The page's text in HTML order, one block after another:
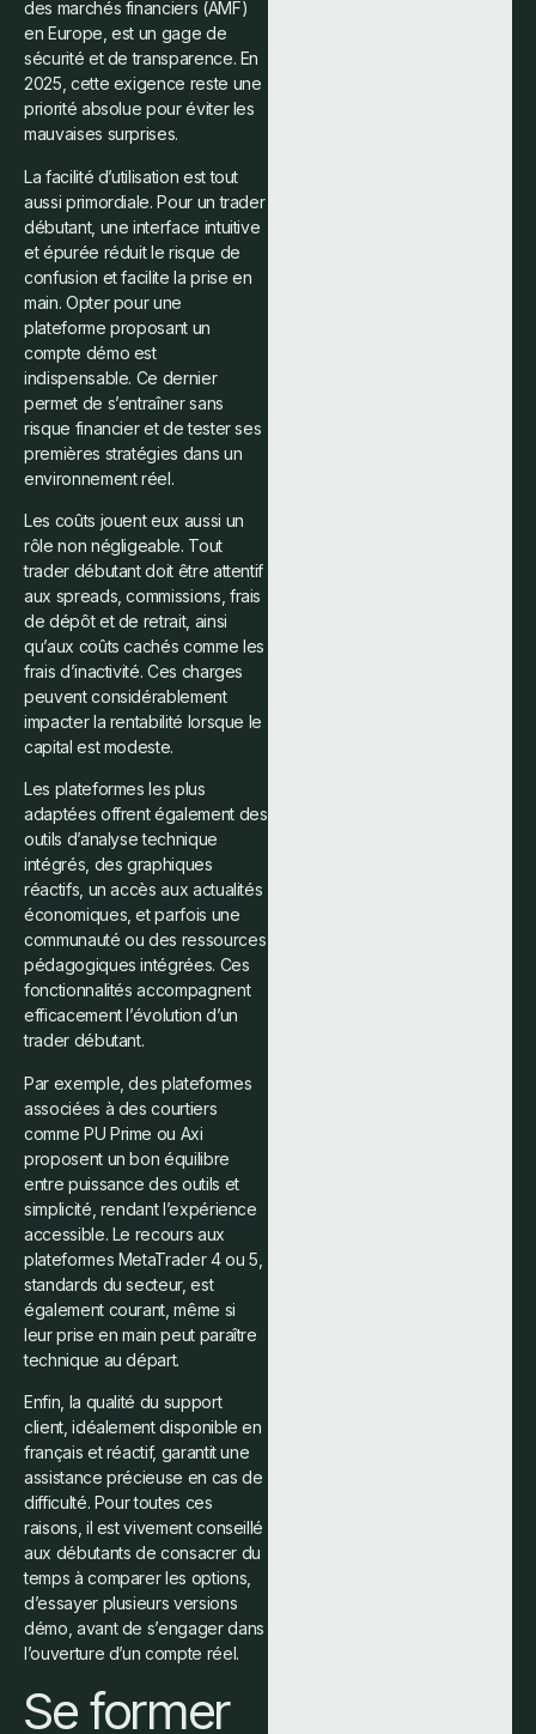
des marchés financiers (AMF)
en Europe, est un gage de
sécurité et de transparence. En
2025, cette exigence reste une
priorité absolue pour éviter les
mauvaises surprises.
La facilité d’utilisation est tout
aussi primordiale. Pour un trader
débutant, une interface intuitive
et épurée réduit le risque de
confusion et facilite la prise en
main. Opter pour une
plateforme proposant un
compte démo est
indispensable. Ce dernier
permet de s’entraîner sans
risque financier et de tester ses
premières stratégies dans un
environnement réel.
Les coûts jouent eux aussi un
rôle non négligeable. Tout
trader débutant doit être attentif
aux spreads, commissions, frais
de dépôt et de retrait, ainsi
qu’aux coûts cachés comme les
frais d’inactivité. Ces charges
peuvent considérablement
impacter la rentabilité lorsque le
capital est modeste.
Les plateformes les plus
adaptées offrent également des
outils d’analyse technique
intégrés, des graphiques
réactifs, un accès aux actualités
économiques, et parfois une
communauté ou des ressources
pédagogiques intégrées. Ces
fonctionnalités accompagnent
efficacement l’évolution d’un
trader débutant.
Par exemple, des plateformes
associées à des courtiers
comme PU Prime ou Axi
proposent un bon équilibre
entre puissance des outils et
simplicité, rendant l’expérience
accessible. Le recours aux
plateformes MetaTrader 4 ou 5,
standards du secteur, est
également courant, même si
leur prise en main peut paraître
technique au départ.
Enfin, la qualité du support
client, idéalement disponible en
français et réactif, garantit une
assistance précieuse en cas de
difficulté. Pour toutes ces
raisons, il est vivement conseillé
aux débutants de consacrer du
temps à comparer les options,
d’essayer plusieurs versions
démo, avant de s’engager dans
l’ouverture d’un compte réel.
Se former